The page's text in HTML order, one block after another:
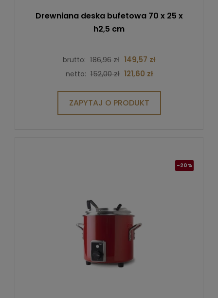
Drewniana deska bufetowa 70 x 25 x
h2,5 cm
brutto: 186,96 zł 149,57 zł
netto: 152,00 zł 121,60 zł
ZAPYTAJ O PRODUKT
-20%